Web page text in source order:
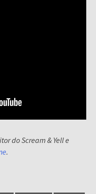
do Scream & Yell e
.